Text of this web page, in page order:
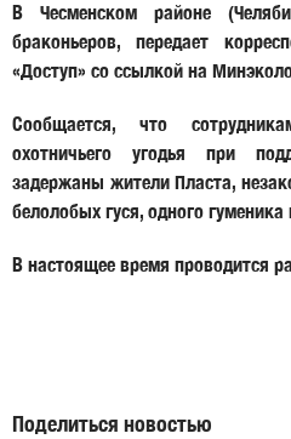
В Чесменском районе
браконьеров, передает
«Доступ» со ссылкой на
Сообщается, что
охотничьего угодья при
задержаны жители Пласта,
белолобых гуся, одного гуменика
В настоящее время проводится
Поделиться новостью